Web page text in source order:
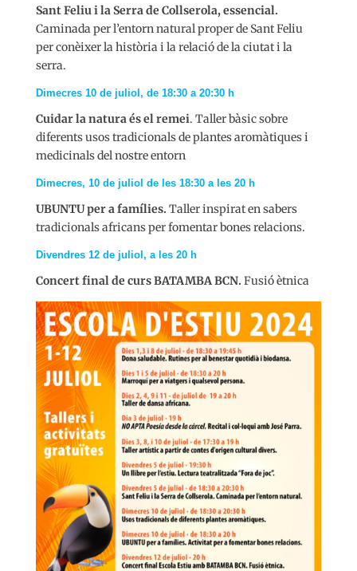
Sant Feliu i la Serra de Collserola, essencial.
Caminada per l’entorn natural proper de Sant Feliu
per conèixer la història i la relació de la ciutat i la
serra.
Dimecres 10 de juliol, de 18:30 a 20:30 h
Cuidar la natura és el remei. Taller bàsic sobre
diferents usos tradicionals de plantes aromàtiques i
medicinals del nostre entorn
Dimecres, 10 de juliol de les 18:30 a les 20 h
UBUNTU per a famílies. Taller inspirat en sabers
tradicionals africans per fomentar bones relacions.
Divendres 12 de juliol, a les 20 h
Concert final de curs BATAMBA BCN. Fusió ètnica